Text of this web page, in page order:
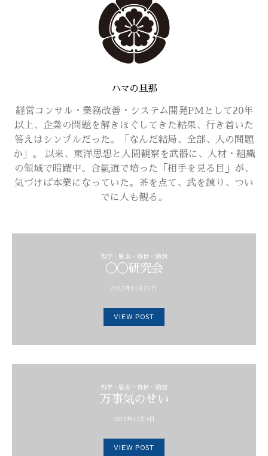
ハマの旦那
経営コンサル・業務改善・システム開発PMとして20年
以上、企業の問題を解きほぐしてきた結果、行き着いた
答えはシンプルだった。「なんだ結局、全部、人の問題
か」。 以来、東洋思想と人間観察を武器に、人材・組織
の領域で暗躍中。合氣道で培った「相手を見る目」が、
気づけば本業になっていた。茶を点て、武を錬り、つい
でに人も観る。
哲学・思索・処世・随想
◯◯研究会
2012年11月29日
VIEW POST
哲学・思索・処世・随想
万事気のせい
2012年12月4日
VIEW POST